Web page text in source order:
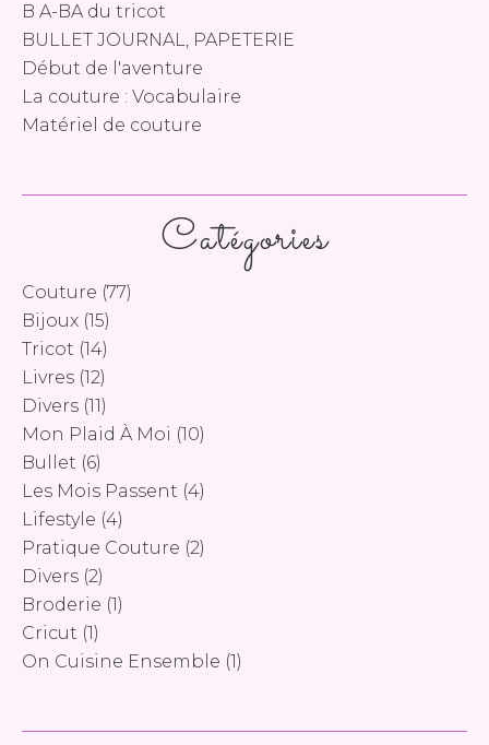
Catégories
Couture (77)
Bijoux (15)
Tricot (14)
Livres (12)
Divers (11)
Mon Plaid À Moi (10)
Bullet (6)
Les Mois Passent (4)
Lifestyle (4)
Pratique Couture (2)
Divers (2)
Broderie (1)
Cricut (1)
On Cuisine Ensemble (1)
B A-BA du tricot
BULLET JOURNAL, PAPETERIE
Début de l'aventure
La couture : Vocabulaire
Matériel de couture